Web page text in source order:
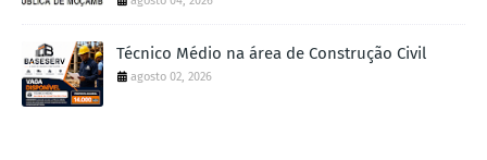
Técnico Médio na área de Construção Civil
agosto 02, 2026